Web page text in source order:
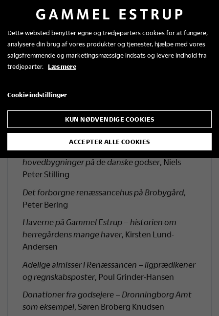
Thurah , Claus M. Smidt
Herregårdsarkitekten som holdt af multebær,
Ulla Kjær
Thorvaldsen-manien på de danske herregårde,
Margrethe Floryan
Tranekær – et grevskab med arkitektoniske
ambitioner, Peter Dragsbo
Forsvundne herregårde – nedrevne
hovedbygninger på de danske godser, Niels
Peter Stilling
Det forborgne renæssancehus på Brobygård
Peter Bering
Haverne på Gammel Estrup – historien om
herregårdens mange haver, Kirsten Lund-
Andersen
Adelige almisser i Renæssancen – ligprædikener
og regnskabsposter, Poul Grinder-Hansen
Donationer fra godsejere – Dronningborg Amt
som eksempel, Søren Broberg Knudsen
Dette websted benytter egne og tredjeparters cookies for at fungere,
analysere din brug af vores produkter og tjenester, hjælpe med vores
salgsfremmende og marketingsmæssige indsats og levere indhold fra
tredjeparter. Læs mere
Cookie indstillinger
KUN NØDVENDIGE COOKIES
ACCEPTER ALLE COOKIES